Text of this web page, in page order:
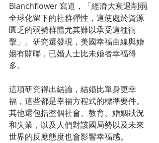
Blanchflower 寫道，「經濟大衰退削弱
全球化留下的社群彈性，這使處於資源
匱乏的弱勢群體尤其難以承受這種衝
擊」。研究還發現，美國幸福曲線與婚
姻有關聯，已婚人士比未婚者幸福得
多。
這項研究得出結論，結婚比單身更幸
福，這些都是幸福方程式的標準要件。
其他還包括整個社會、教育、婚姻狀況
和失業，以及人們對該國局勢以及未來
世界的反應態度也會影響幸福感。